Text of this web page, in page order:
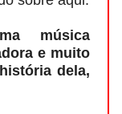
música
e muito
dela,